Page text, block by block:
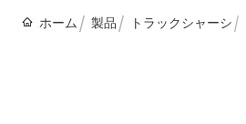
ホーム 製品 トラックシャーシ